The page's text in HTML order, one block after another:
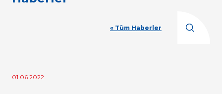
« Tüm Haberler
01.06.2022